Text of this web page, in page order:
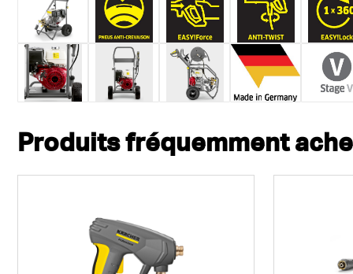
Produits fréquemment